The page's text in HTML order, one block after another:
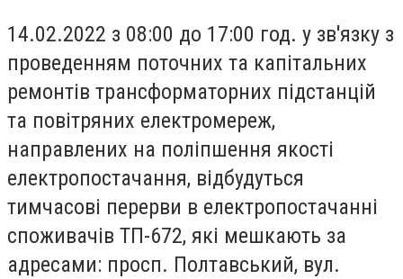
14.02.2022 з 08:00 до 17:00 год. у зв'язку з
проведенням поточних та капітальних
ремонтів трансформаторних підстанцій
та повітряних електромереж,
направлених на поліпшення якості
електропостачання, відбудуться
тимчасові перерви в електропостачанні
споживачів ТП-672, які мешкають за
адресами: просп. Полтавський, вул.